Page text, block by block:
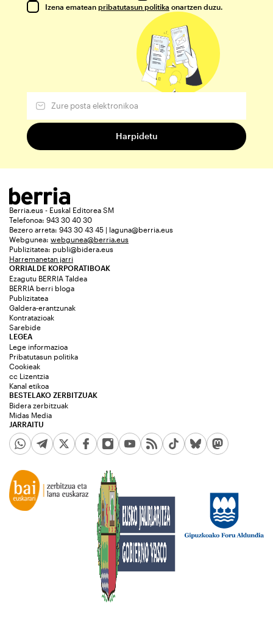
Izena ematean pribatutasun politika onartzen duzu.
Berria.eus - Euskal Editorea SM
Telefonoa: 943 30 40 30
Bezero arreta: 943 30 43 45 | laguna@berria.eus
Webgunea: webgunea@berria.eus
Publizitatea: publi@bidera.eus
Harremanetan jarri
ORRIALDE KORPORATIBOAK
Ezagutu BERRIA Taldea
BERRIA berri bloga
Publizitatea
Galdera-erantzunak
Kontratazioak
Sarebide
JARRAITU
LEGEA
Lege informazioa
Pribatutasun politika
Cookieak
cc Lizentzia
Kanal etikoa
BESTELAKO ZERBITZUAK
Bidera zerbitzuak
Midas Media